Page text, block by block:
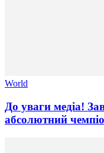
World
До уваги медіа!
абсолютний